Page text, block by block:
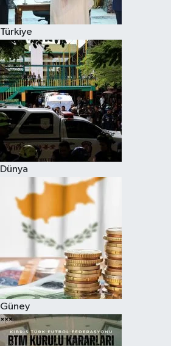
Türkiye
Dünya
Güney